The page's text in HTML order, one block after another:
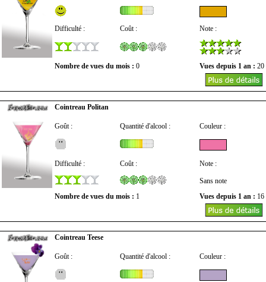
Difficulté : Coût : Note :
Nombre de vues du mois : 0 Vues depuis 1 an : 20
Cointreau Politan
Goût : Quantité d'alcool : Couleur :
Difficulté : Coût : Note :
Sans note
Nombre de vues du mois : 1 Vues depuis 1 an : 16
Cointreau Teese
Goût : Quantité d'alcool : Couleur :